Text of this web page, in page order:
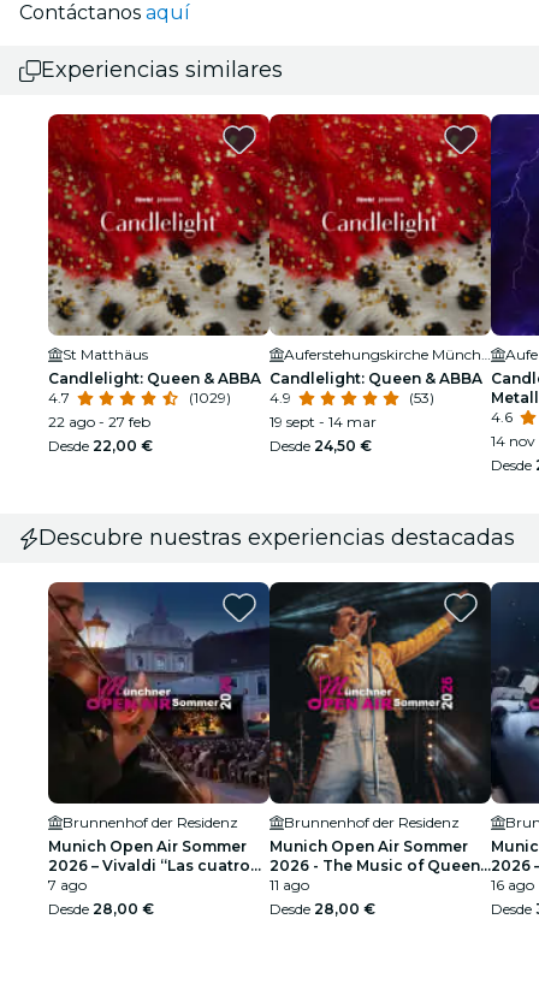
Contáctanos aquí
Experiencias similares
St Matthäus
Candlelight: Queen & ABBA
4.7
(1029)
22 ago - 27 feb
Desde 22,00 €
Auferstehungskirche München
Candlelight: Queen & ABBA
4.9
(53)
19 sept - 14 mar
Desde 24,50 €
4.6
14
Desde
Descubre nuestras experiencias destacadas
Brunnenhof der Residenz
Munich Open Air Sommer
2026 – Vivaldi “Las cuatro
estaciones” – Solistas de
cuerda de Nymphenburg
7 ago
Desde 28,00 €
Brunnenhof der Residenz
Munich Open Air Sommer
2026 - The Music of Queen
en Vivo
11 ago
Desde 28,00 €
2026
Hans
16 ago
Desde